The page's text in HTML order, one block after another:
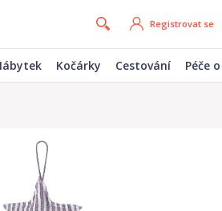
Registrovat se
Kočárky Cestování Péče